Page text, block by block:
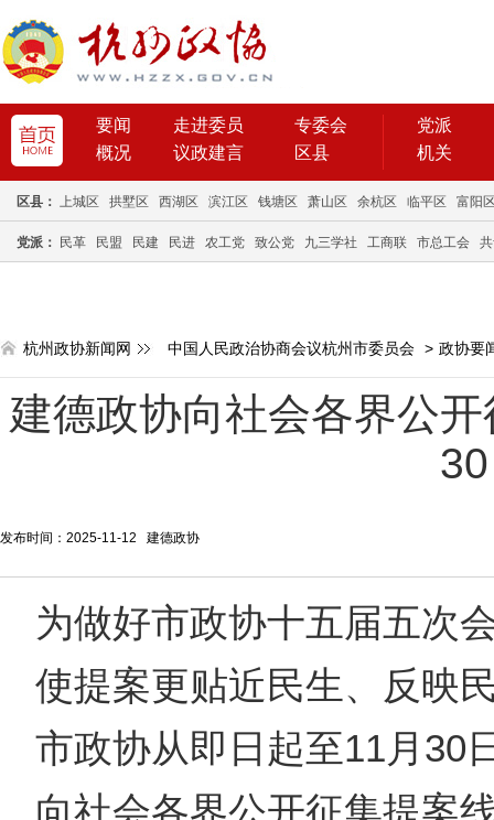
要闻 走进委员
专委会
概况
议政建言 区县
党派
机关
区县： 上城区 拱墅区 西湖区 滨江区 钱塘区 萧山区 余杭区 临平区 富阳
党派： 民革 民盟 民建 民进 农工党 致公党 九三学社 工商联 市总工会
杭州政协新闻网 中国人民政治协商会议杭州市委员会 > 政协要
建德政协向社会各界公
发布时间：2025-11-12 建德政协
为做好市政协十五届五次
使提案更贴近民生、反映
市政协从即日起至11月30
向社会各界公开征集提案